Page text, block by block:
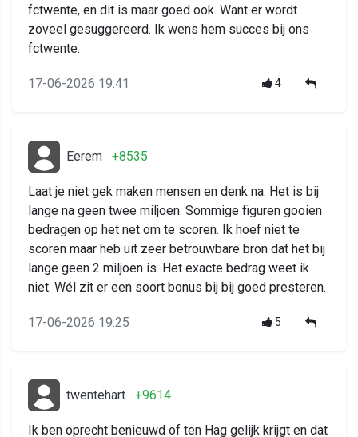
fctwente, en dit is maar goed ook. Want er wordt
zoveel gesuggereerd. Ik wens hem succes bij ons
fctwente.
17-06-2026 19:41 4
Eerem +8535
Laat je niet gek maken mensen en denk na. Het is bij
lange na geen twee miljoen. Sommige figuren gooien
bedragen op het net om te scoren. Ik hoef niet te
scoren maar heb uit zeer betrouwbare bron dat het bij
lange geen 2 miljoen is. Het exacte bedrag weet ik
niet. Wél zit er een soort bonus bij bij goed presteren.
17-06-2026 19:25 5
twentehart +9614
Ik ben oprecht benieuwd of ten Hag gelijk krijgt en dat